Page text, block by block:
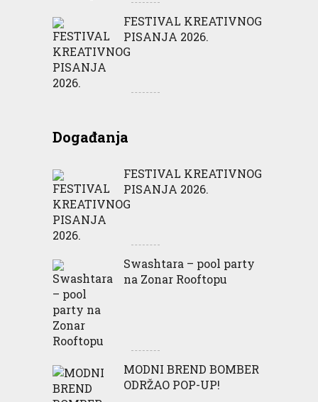
FESTIVAL KREATIVNOG
PISANJA 2026.
Događanja
FESTIVAL KREATIVNOG
PISANJA 2026.
Swashtara – pool party
na Zonar Rooftopu
MODNI BREND BOMBER
ODRŽAO POP-UP!